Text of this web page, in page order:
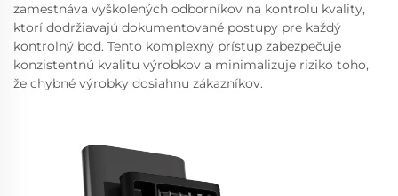
zamestnáva vyškolených odborníkov na kontrolu kvality,
ktorí dodržiavajú dokumentované postupy pre každý
kontrolný bod. Tento komplexný prístup zabezpečuje
konzistentnú kvalitu výrobkov a minimalizuje riziko toho,
že chybné výrobky dosiahnu zákazníkov.